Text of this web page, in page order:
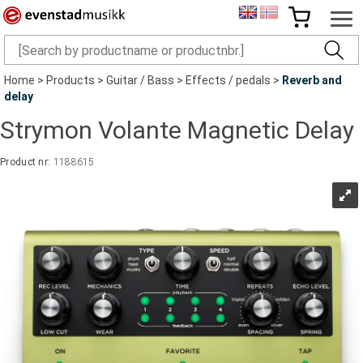
Home>Products>Guitar / Bass>Effects / pedals> Reverb and
delay
Strymon Volante Magnetic Delay
Product nr: 1188615